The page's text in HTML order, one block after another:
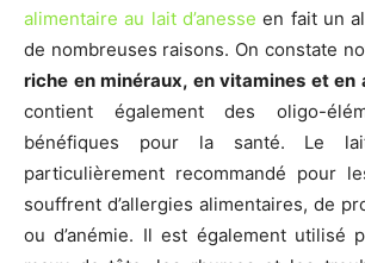
alimentaire au lait d’anesse en fait un
de nombreuses raisons. On constate
riche en minéraux, en vitamines et en
contient également des oligo-
bénéfiques pour la santé. Le
particulièrement recommandé pour
souffrent d’allergies alimentaires, de
ou d’anémie. Il est également utilisé